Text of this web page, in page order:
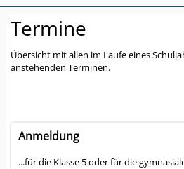
Termine
Übersicht mit allen im Laufe eines
anstehenden Terminen.
Anmeldung
...für die Klasse 5 oder für die